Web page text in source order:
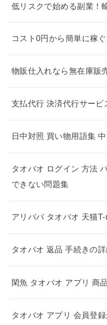
低リスクで始める副業！
コスト0円から簡単に稼
物販仕入れなら無在庫販
支払代行 決済代行サービ
日中対照 買い物用語集
タオバオ ログイン 方法
できない問題集
アリババ タオバオ 天猫
タオバオ 返品 手続きの
閑魚 タオバオ アプリ 商
タオバオ アプリ 会員登